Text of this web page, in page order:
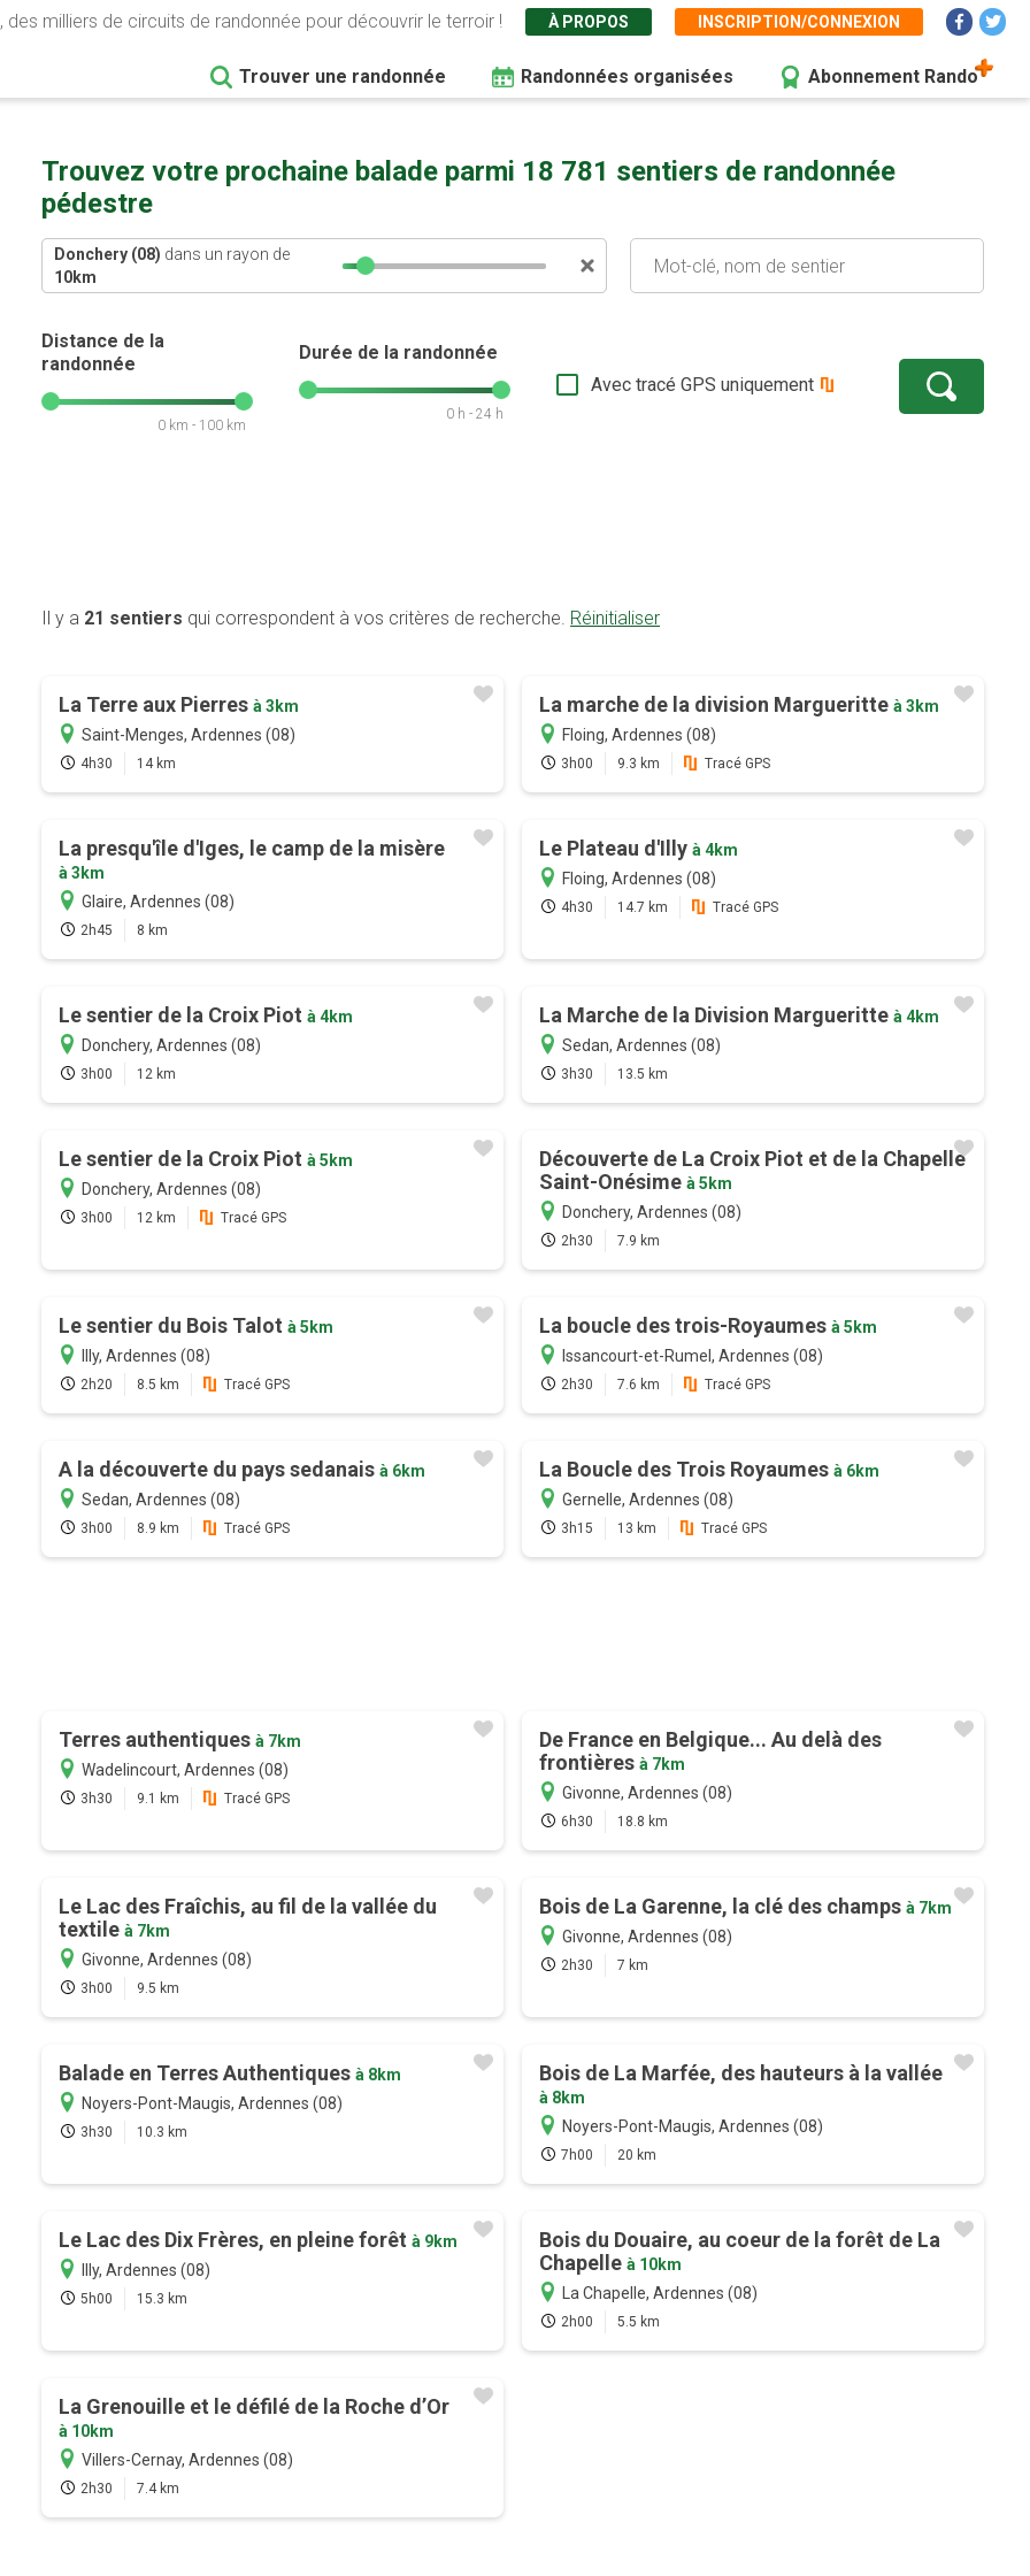
des milliers de circuits de randonnée pour découvrir le terroir ! À PROPOS INSCRIPTION/CONNEXION
Trouver une randonnée Randonnées organisées Abonnement Rando
Trouvez votre prochaine balade parmi 18 781 sentiers de randonnée
pédestre
Donchery (08) dans un rayon de
10km
Distance de la
randonnée
0 km - 100 km
Durée de la randonnée
0 h - 24 h
Avec tracé GPS uniquement
Il y a 21 sentiers qui correspondent à vos critères de recherche. Réinitialiser
La Terre aux Pierres à 3km
Saint-Menges, Ardennes (08)
4h30 14 km
La marche de la division Margueritte à 3km
Floing, Ardennes (08)
3h00 9.3 km Tracé GPS
La presqu'île d'Iges, le camp de la misère
à 3km
Glaire, Ardennes (08)
2h45 8 km
Le Plateau d'Illy à 4km
Floing, Ardennes (08)
4h30 14.7 km Tracé GPS
Le sentier de la Croix Piot à 4km
Donchery, Ardennes (08)
3h00 12 km
La Marche de la Division Margueritte à 4km
Sedan, Ardennes (08)
3h30 13.5 km
Le sentier de la Croix Piot à 5km
Donchery, Ardennes (08)
3h00 12 km Tracé GPS
Découverte de La Croix Piot et de la Chapelle
Saint-Onésime à 5km
Donchery, Ardennes (08)
2h30 7.9 km
Le sentier du Bois Talot à 5km
Illy, Ardennes (08)
2h20 8.5 km Tracé GPS
La boucle des trois-Royaumes à 5km
Issancourt-et-Rumel, Ardennes (08)
2h30 7.6 km Tracé GPS
A la découverte du pays sedanais à 6km
Sedan, Ardennes (08)
3h00 8.9 km Tracé GPS
La Boucle des Trois Royaumes à 6km
Gernelle, Ardennes (08)
3h15 13 km Tracé GPS
Terres authentiques à 7km
Wadelincourt, Ardennes (08)
3h30 9.1 km Tracé GPS
De France en Belgique... Au delà des
frontières à 7km
Givonne, Ardennes (08)
6h30 18.8 km
Le Lac des Fraîchis, au fil de la vallée du
textile à 7km
Givonne, Ardennes (08)
3h00 9.5 km
Bois de La Garenne, la clé des champs à 7km
Givonne, Ardennes (08)
2h30 7 km
Balade en Terres Authentiques à 8km
Noyers-Pont-Maugis, Ardennes (08)
3h30 10.3 km
Bois de La Marfée, des hauteurs à la vallée
à 8km
Noyers-Pont-Maugis, Ardennes (08)
7h00 20 km
Le Lac des Dix Frères, en pleine forêt à 9km
Illy, Ardennes (08)
5h00 15.3 km
Bois du Douaire, au coeur de la forêt de La
Chapelle à 10km
La Chapelle, Ardennes (08)
2h00 5.5 km
La Grenouille et le défilé de la Roche d’Or
à 10km
Villers-Cernay, Ardennes (08)
2h30 7.4 km